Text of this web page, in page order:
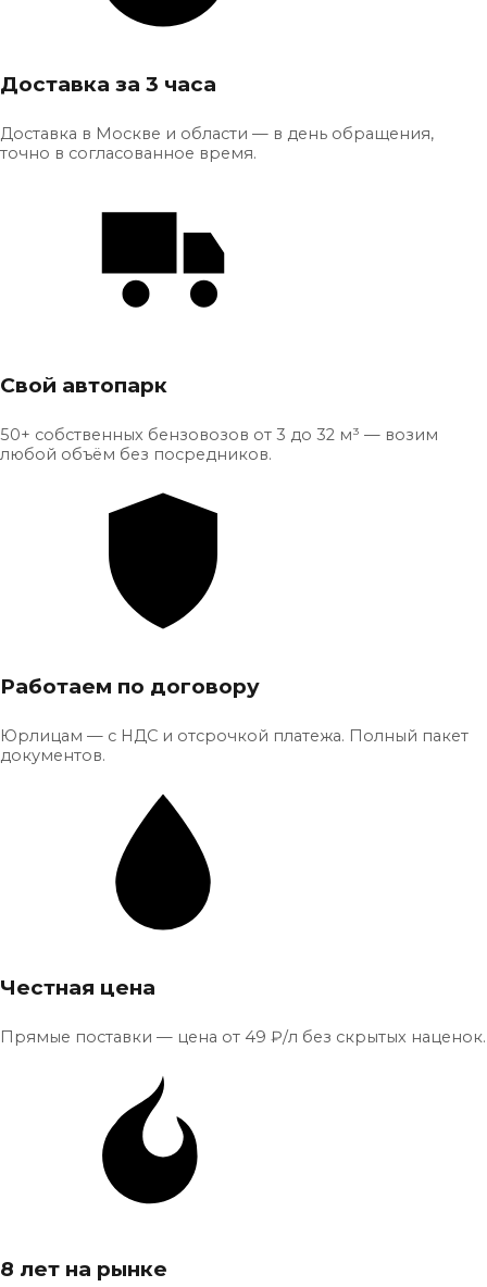
Доставка за 3 часа
Доставка в Москве и области — в день обращения,
точно в согласованное время.
Свой автопарк
50+ собственных бензовозов от 3 до 32 м³ — возим
любой объём без посредников.
Работаем по договору
Юрлицам — с НДС и отсрочкой платежа. Полный пакет
документов.
Честная цена
Прямые поставки — цена от 49 ₽/л без скрытых наценок.
8 лет на рынке